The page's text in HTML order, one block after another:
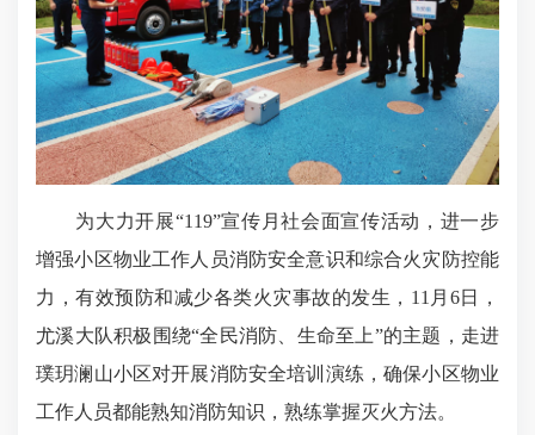
为大力开展“119”宣传月社会面宣传活动，进一步
增强小区物业工作人员消防安全意识和综合火灾防控能
力，有效预防和减少各类火灾事故的发生，11月6日，
尤溪大队积极围绕“全民消防、生命至上”的主题，走进
璞玥澜山小区对开展消防安全培训演练，确保小区物业
工作人员都能熟知消防知识，熟练掌握灭火方法。